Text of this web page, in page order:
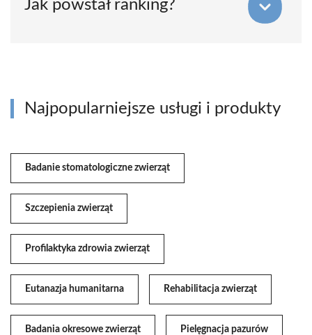
Jak powstał ranking?
Najpopularniejsze usługi i produkty
Badanie stomatologiczne zwierząt
Szczepienia zwierząt
Profilaktyka zdrowia zwierząt
Eutanazja humanitarna Rehabilitacja zwierząt
Badania okresowe zwierząt Pielęgnacja pazurów